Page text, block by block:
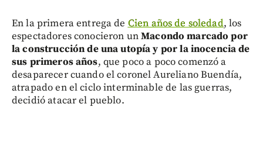
En la primera entrega de Cien años de soledad, los
espectadores conocieron unMacondo marcado por
la construcción de una utopía y por la inocencia de
sus primeros años, que poco a poco comenzó a
desaparecer cuando el coronel Aureliano Buendía,
atrapado en el ciclo interminable de las guerras,
decidió atacar el pueblo.